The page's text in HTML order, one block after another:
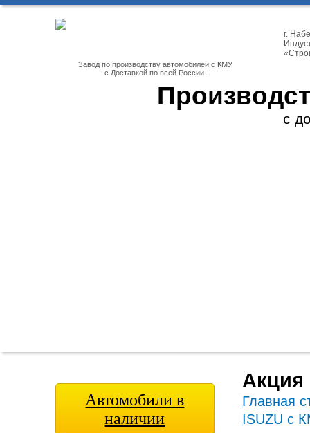
Завод по производству автомобилей с КМУ
с Доставкой по всей России.
г.
с
Автомобили в
наличии
Главная
ISUZU с